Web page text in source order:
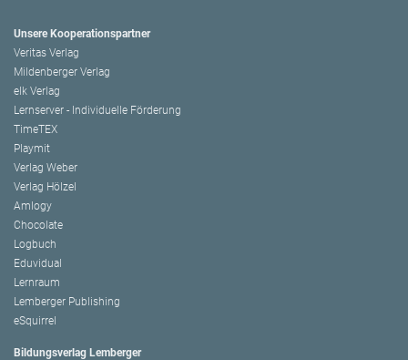
Unsere Kooperationspartner
Veritas Verlag
Mildenberger Verlag
elk Verlag
Lernserver - Individuelle Förderung
TimeTEX
Playmit
Verlag Weber
Verlag Hölzel
Amlogy
Chocolate
Logbuch
Eduvidual
Lernraum
Lemberger Publishing
eSquirrel
Bildungsverlag Lemberger